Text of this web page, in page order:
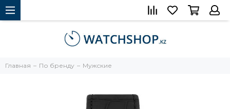
Главная По бренду Мужские